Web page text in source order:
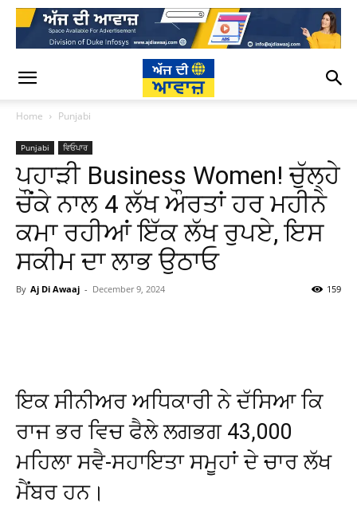
Home Punjabi
Punjabi ਵਿਓਪਾਰ
ਪਹਾੜੀ Business Women! ਚੁੱਲ੍ਹੇ
ਚੌਂਕੇ ਨਾਲ 4 ਲੱਖ ਔਰਤਾਂ ਹਰ ਮਹੀਨੇ
ਕਮਾ ਰਹੀਆਂ ਇੱਕ ਲੱਖ ਰੁਪਏ, ਇਸ
ਸਕੀਮ ਦਾ ਲਾਭ ਉਠਾਓ
By Aj Di Awaaj - December 9, 2024 159
ਇਕ ਸੀਨੀਅਰ ਅਧਿਕਾਰੀ ਨੇ ਦੱਸਿਆ ਕਿ
ਰਾਜ ਭਰ ਵਿਚ ਫੈਲੇ ਲਗਭਗ 43,000
ਮਹਿਲਾ ਸਵੈ-ਸਹਾਇਤਾ ਸਮੂਹਾਂ ਦੇ ਚਾਰ ਲੱਖ
ਮੈਂਬਰ ਹਨ।